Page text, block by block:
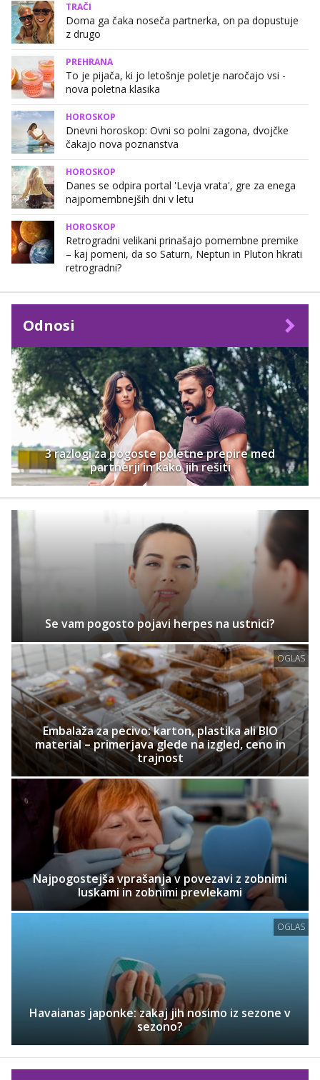
TRAČI
Doma ga čaka noseča partnerka, on pa dopustuje
z drugo
PREHRANA
To je pijača, ki jo letošnje poletje naročajo vsi -
nova poletna klasika
HOROSKOP
Dnevni horoskop: Ovni so polni zagona, dvojčke
čakajo nova poznanstva
HOROSKOP
Danes se odpira portal 'Levja vrata', gre za enega
najpomembnejših dni v letu
HOROSKOP
Retrogradni velikani prinašajo pomembne premike
– kaj pomeni, da so Saturn, Neptun in Pluton hkrati
retrogradni?
Odnosi
3 razlogi za pogoste poletne prepire med
partnerji in kako jih rešiti
Se vam pogosto pojavi herpes na ustnici?
OGLAS
Embalaža za pecivo: karton, plastika ali BIO
material – primerjava glede na izgled, ceno in
trajnost
Najpogostejša vprašanja v povezavi z zobnimi
luskami in zobnimi prevlekami
OGLAS
Havaianas japonke: zakaj jih nosimo iz sezone v
sezono?